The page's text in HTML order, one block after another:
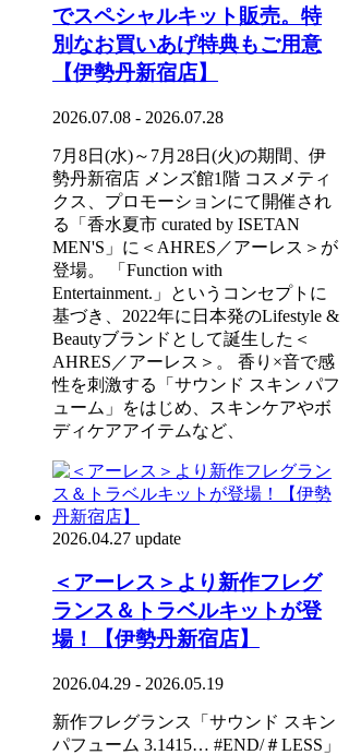
でスペシャルキット販売。特
別なお買いあげ特典もご用意
【伊勢丹新宿店】
2026.07.08 - 2026.07.28
7月8日(水)～7月28日(火)の期間、伊
勢丹新宿店 メンズ館1階 コスメティ
クス、プロモーションにて開催され
る「香水夏市 curated by ISETAN
MEN'S」に＜AHRES／アーレス＞が
登場。 「Function with
Entertainment.」というコンセプトに
基づき、2022年に日本発のLifestyle &
Beautyブランドとして誕生した＜
AHRES／アーレス＞。 香り×音で感
性を刺激する「サウンド スキン パフ
ューム」をはじめ、スキンケアやボ
ディケアアイテムなど、
2026.04.27 update
＜アーレス＞より新作フレグ
ランス＆トラベルキットが登
場！【伊勢丹新宿店】
2026.04.29 - 2026.05.19
新作フレグランス「サウンド スキン
パフューム 3.1415… #END/＃LESS」